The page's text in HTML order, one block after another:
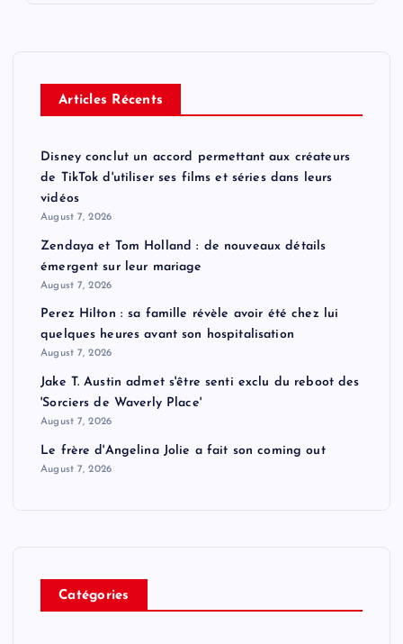
Articles Récents
Disney conclut un accord permettant aux créateurs
de TikTok d'utiliser ses films et séries dans leurs
vidéos
August 7, 2026
Zendaya et Tom Holland : de nouveaux détails
émergent sur leur mariage
August 7, 2026
Perez Hilton : sa famille révèle avoir été chez lui
quelques heures avant son hospitalisation
August 7, 2026
Jake T. Austin admet s'être senti exclu du reboot des
'Sorciers de Waverly Place'
August 7, 2026
Le frère d'Angelina Jolie a fait son coming out
August 7, 2026
Catégories